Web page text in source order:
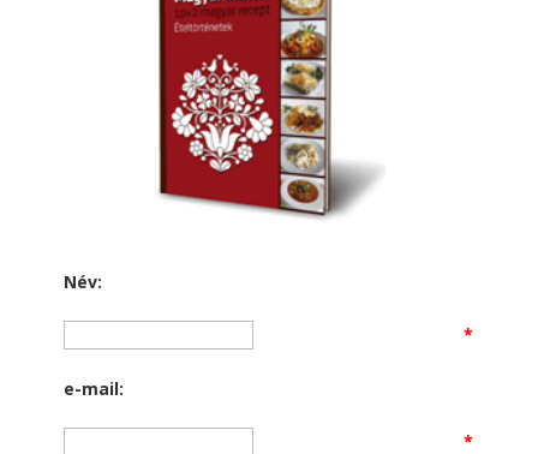
Név:
*
e-mail:
*